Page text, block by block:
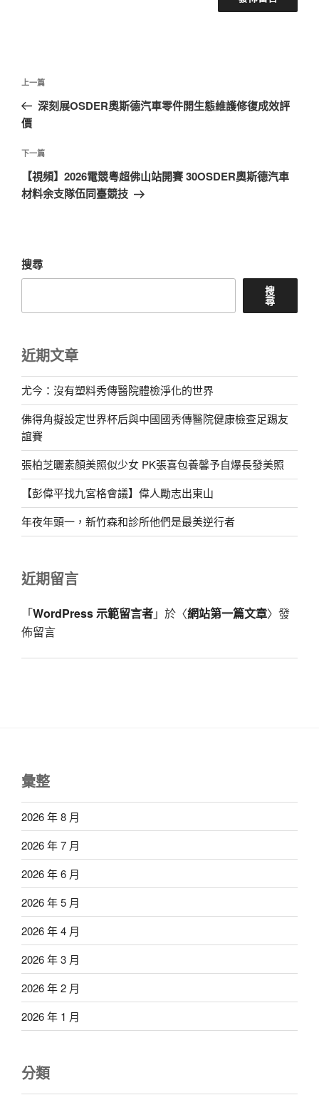
文
導
覽
上
一
篇
章
上一篇
深刻展OSDER奧斯德汽車零件開生態維護修復成效評
價
下
一
篇
下一篇
【視頻】2026電競粵超佛山站開賽 30OSDER奧斯德汽車
材料余支隊伍同臺競技
搜尋
搜
尋
近期文章
尤今：沒有塑料秀傳醫院體檢淨化的世界
佛得角擬設定世界杯后與中國國秀傳醫院健康檢查足踢友
誼賽
張柏芝曬素顏美照似少女 PK張喜包養馨予自爆長發美照
【彭偉平找九宮格會議】偉人勵志出東山
年夜年頭一，新竹森和診所他們是最美逆行者
近期留言
「WordPress 示範留言者」於〈網站第一篇文章〉發
佈留言
彙整
2026 年 8 月
2026 年 7 月
2026 年 6 月
2026 年 5 月
2026 年 4 月
2026 年 3 月
2026 年 2 月
2026 年 1 月
分類